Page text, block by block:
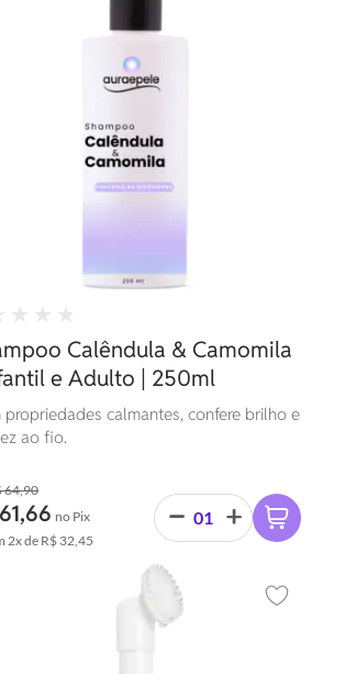
Calêndula & Camomila
e Adulto | 250ml
propriedades calmantes, confere brilho e
ao fio.
64,90
no Pix
2xde R$ 32,45
favoritos Adicionar